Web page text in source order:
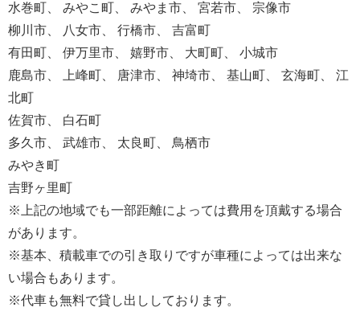
水巻町、 みやこ町、 みやま市、 宮若市、 宗像市
柳川市、 八女市、 行橋市、 吉富町
有田町、 伊万里市、 嬉野市、 大町町、 小城市
鹿島市、 上峰町、 唐津市、 神埼市、 基山町、 玄海町、 江
北町
佐賀市、 白石町
多久市、 武雄市、 太良町、 鳥栖市
みやき町
吉野ヶ里町
※上記の地域でも一部距離によっては費用を頂戴する場合
があります。
※基本、積載車での引き取りですが車種によっては出来な
い場合もあります。
※代車も無料で貸し出ししております。